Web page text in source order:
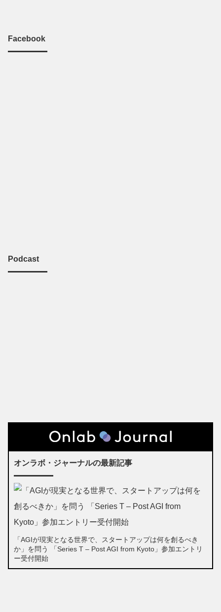
Facebook
Podcast
オンラボ・ジャーナルの最新記事
「AGIが現実となる世界で、スタートアップは何を創るべき
か」を問う 「Series T – Post AGI from Kyoto」参加エントリ
ー受付開始